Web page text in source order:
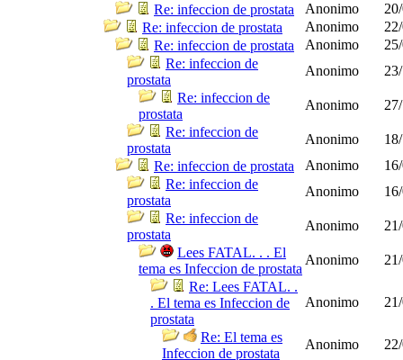
Re: infeccion de prostata
Anonimo
Re: infeccion de prostata
Anonimo
Re: infeccion de prostata
Anonimo
Re: infeccion de
prostata
Anonimo
Re: infeccion de
prostata
Anonimo
Re: infeccion de
prostata
Anonimo
Re: infeccion de prostata
Anonimo
Re: infeccion de
prostata
Anonimo
Re: infeccion de
prostata
Anonimo
Lees FATAL. . . El
tema es Infeccion de prostata
Anonimo
Re: Lees FATAL. .
. El tema es Infeccion de
prostata
Anonimo
Re: El tema es
Infeccion de prostata
Anonimo